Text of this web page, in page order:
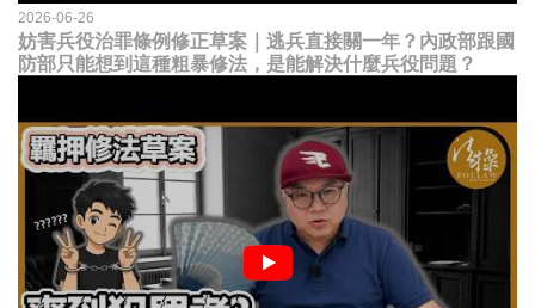
2026-06-26
妨害兵役治罪條例修正草案｜逃兵直接關一年？內政部跟國
防部只能想到這種粗暴修法，是能解決什麼兵役問題？